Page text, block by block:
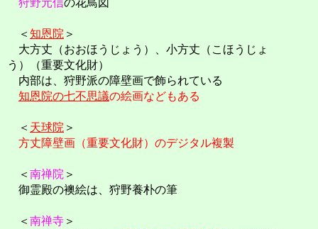
＜ 知恩院 ＞
大方丈（おおほうじょう）、小方丈（こほうじょ
う）（重要文化財）
内部は、狩野派の障壁画で飾られている
知恩院の七不思議の絵画などもある
＜ 天球院 ＞
方丈障壁画（重要文化財）のデジタル複製
＜ 南禅院 ＞
御霊殿の襖絵は、狩野養朴の筆
＜ 南禅寺 ＞